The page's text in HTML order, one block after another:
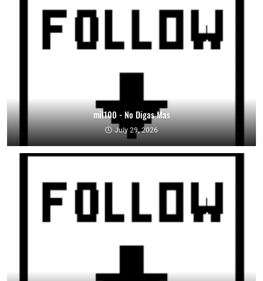
mil100 - No Digas Mas
July 29, 2026